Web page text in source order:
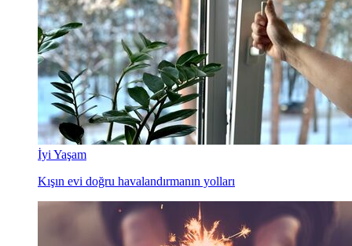
İyi Yaşam
Kışın evi doğru havalandırmanın yolları